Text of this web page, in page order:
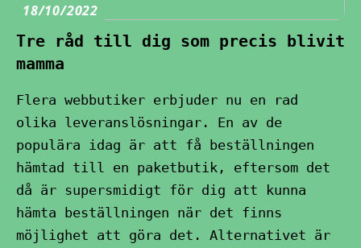
18/10/2022
Tre råd till dig som precis blivit
mamma
Flera webbutiker erbjuder nu en rad
olika leveranslösningar. En av de
populära idag är att få beställningen
hämtad till en paketbutik, eftersom det
då är supersmidigt för dig att kunna
hämta beställningen när det finns
möjlighet att göra det. Alternativet är